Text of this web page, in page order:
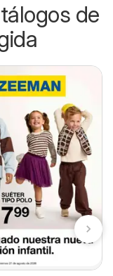
de